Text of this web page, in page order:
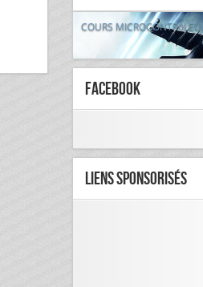
COURS
FaceBook
Liens Sponsorisés